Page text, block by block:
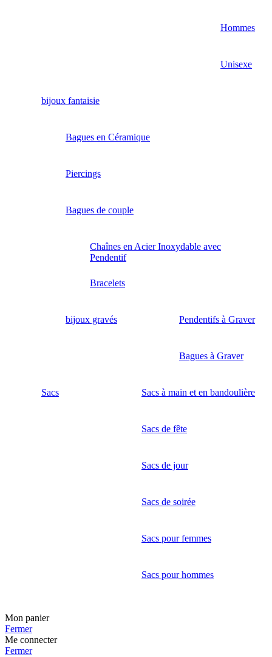
Hommes
Unisexe
bijoux fantaisie
Bagues en Céramique
Piercings
Bagues de couple
Chaînes en Acier Inoxydable avec
Pendentif
Bracelets
bijoux gravés Pendentifs à Graver
Bagues à Graver
Sacs Sacs à main et en bandoulière
Sacs de fête
Sacs de jour
Sacs de soirée
Sacs pour femmes
Sacs pour hommes
Mon panier
Fermer
Me connecter
Fermer